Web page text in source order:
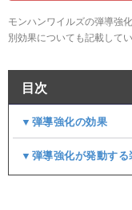
モンハンワイルズの弾導強
別効果についても記載してい
目次
▼弾導強化の効果
▼弾導強化が発動する